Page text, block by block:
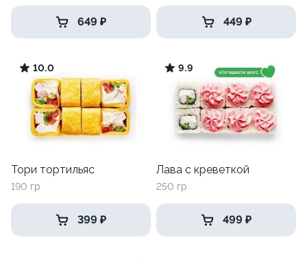
649 ₽ 449 ₽
10.0
Тори тортильяс
190 гр
399 ₽
9.9
Лава с креветкой
250 гр
499 ₽